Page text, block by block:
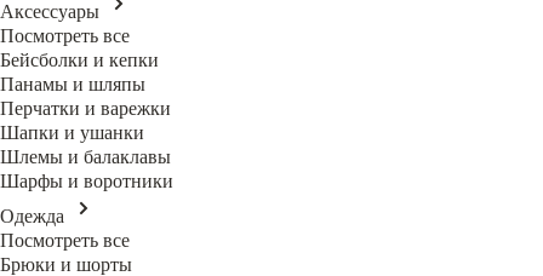
Аксессуары
Посмотреть все
Бейсболки и кепки
Панамы и шляпы
Перчатки и варежки
Шапки и ушанки
Шлемы и балаклавы
Шарфы и воротники
Одежда
Посмотреть все
Брюки и шорты